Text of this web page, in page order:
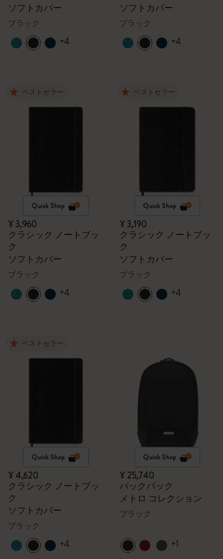
ソフトカバー
ブラック
+4
ソフトカバー
ブラック
+4
ベストセラー
Quick Shop
¥ 3,960
クラシック ノートブッ
ク
ソフトカバー
ブラック
+4
ベストセラー
Quick Shop
¥ 3,190
クラシック ノートブッ
ク
ソフトカバー
ブラック
+4
ベストセラー
Quick Shop
¥ 4,620
クラシック ノートブッ
ク
ソフトカバー
ブラック
+4
Quick Shop
¥ 25,740
バックパック
メトロ コレクション
ブラック
+1